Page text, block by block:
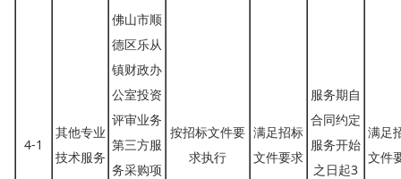
4-1
其他专业
技术服务
佛山市顺
德区乐从
镇财政办
公室投资
评审业务
第三方服
务采购项
按招标文件要
求执行
满足招标
文件要求
服务期自
合同约定
服务开始
之日起3
满足
文件